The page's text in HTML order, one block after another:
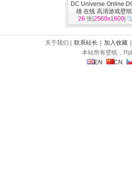
DC Universe Online
雄 在线 高清游戏壁纸
26 张| 2560x1600
关于我们 | 联系站长 加入收藏
本站所有壁纸，均
EN
CN